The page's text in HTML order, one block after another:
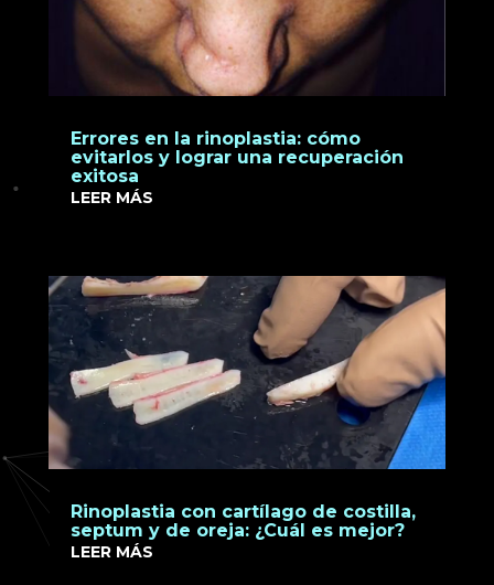
Errores en la rinoplastia: cómo
evitarlos y lograr una recuperación
exitosa
LEER MÁS
Rinoplastia con cartílago de costilla,
septum y de oreja: ¿Cuál es mejor?
LEER MÁS